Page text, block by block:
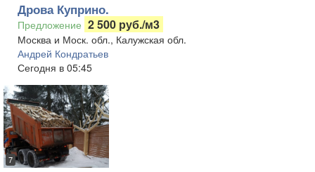
Дрова Куприно.
Предложение 2 500 руб./м3
Москва и Моск. обл., Калужская обл.
Андрей Кондратьев
Сегодня в 05:45
7